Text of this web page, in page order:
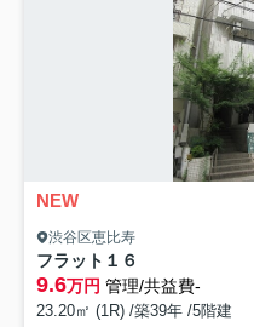
NEW
渋谷区恵比寿
フラット１６
9.6万円 管理/共益費-
23.20㎡ (1R) /築39年 /5階建